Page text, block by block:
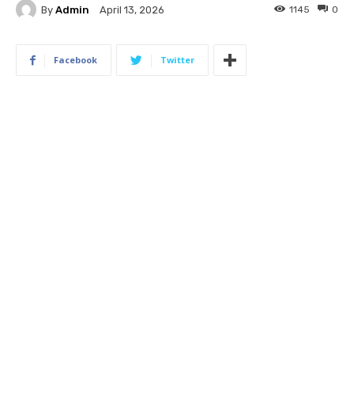
By Admin April 13, 2026 0
1145
Facebook Twitter